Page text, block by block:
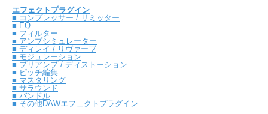
エフェクトプラグイン
■ コンプレッサー / リミッター
■ EQ
■ フィルター
■ アンプシミュレーター
■ ディレイ / リヴァーブ
■ モジュレーション
■ プリアンプ / ディストーション
■ ピッチ編集
■ マスタリング
■ サラウンド
■ バンドル
■ その他DAWエフェクトプラグイン